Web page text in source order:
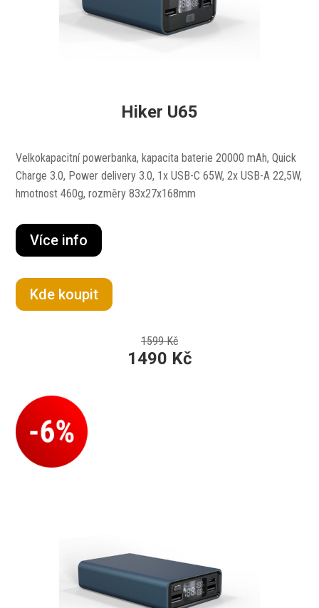
Hiker U65
Velkokapacitní powerbanka, kapacita baterie 20000 mAh, Quick
Charge 3.0, Power delivery 3.0, 1x USB-C 65W, 2x USB-A 22,5W,
hmotnost 460g, rozměry 83x27x168mm
Více info
Kde koupit
1599 Kč
1490 Kč